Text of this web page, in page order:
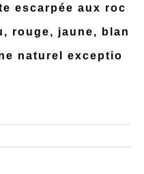
escarpée aux roc
rouge, jaune, blan
naturel exceptio